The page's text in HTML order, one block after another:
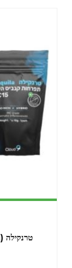
טרנקילה (Tranquila) – היבריד T3/C15